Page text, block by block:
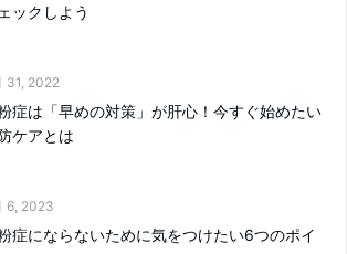
ックしよう
31, 2022
症は「早めの対策」が肝心！今すぐ始めたい
ケアとは
6, 2023
症にならないために気をつけたい6つのポイ